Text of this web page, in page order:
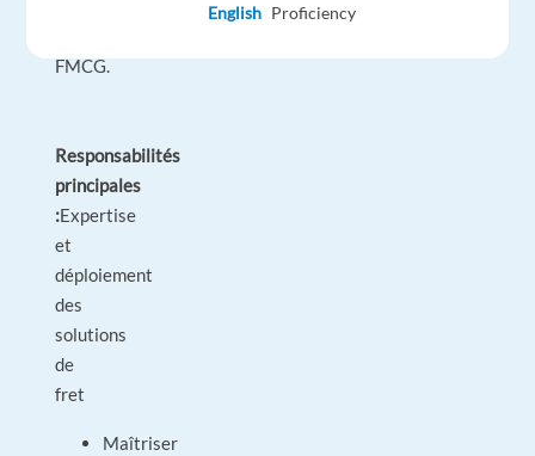
FMCG.
Responsabilités
principales
:Expertise
et
déploiement
des
solutions
de
fret
Maîtriser
English Proficiency